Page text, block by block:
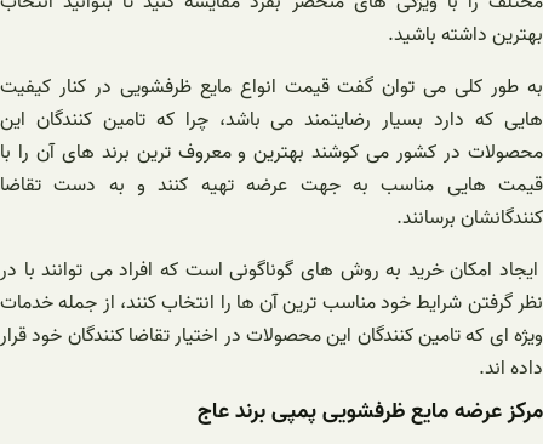
بهترین داشته باشید.
به طور کلی می توان گفت قیمت انواع مایع ظرفشویی در کنار کیفیت
هایی که دارد بسیار رضایتمند می باشد، چرا که تامین کنندگان این
محصولات در کشور می کوشند بهترین و معروف ترین برند های آن را با
قیمت هایی مناسب به جهت عرضه تهیه کنند و به دست تقاضا
کنندگانشان برسانند.
ایجاد امکان خرید به روش های گوناگونی است که افراد می توانند با در
نظر گرفتن شرایط خود مناسب ترین آن ها را انتخاب کنند، از جمله خدمات
ویژه ای که تامین کنندگان این محصولات در اختیار تقاضا کنندگان خود قرار
داده اند.
مرکز عرضه مایع ظرفشویی پمپی برند عاج